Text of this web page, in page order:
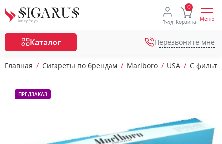
Вход Корзина Меню
Каталог Перезвоните мне
Главная Сигареты по брендам Marlboro USA С
ПРЕДЗАКАЗ